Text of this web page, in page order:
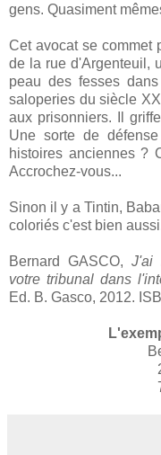
gens. Quasiment
Cet avocat se commet
de la rue d'Argenteuil,
peau des fesses
saloperies du siècle
aux prisonniers. Il
Une sorte de
histoires anciennes ?
Accrochez-vous...
Sinon il y a Tintin,
coloriés c'est bien
Bernard GASCO,J'ai
votre tribunal dans
Ed. B. Gasco, 2012.